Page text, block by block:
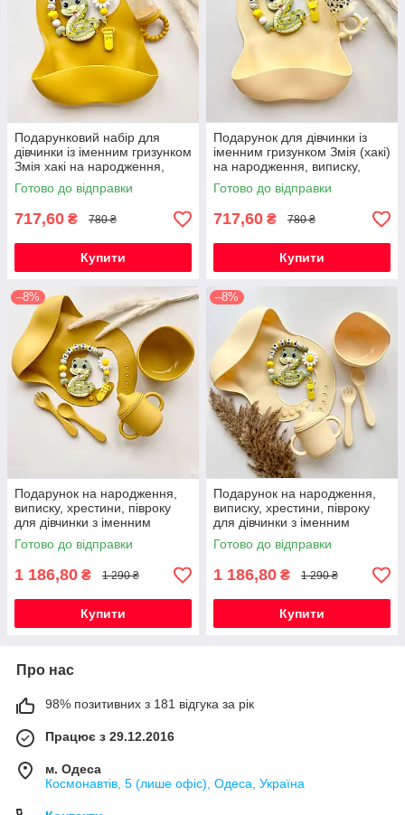
Подарунковий набір для
дівчинки із іменним гризунком
Змія хакі на народження,
виписку, хрестини
Готово до відправки
717,60 ₴ 780 ₴
Купити
Подарунок для дівчинки із
іменним гризунком Змія (хакі)
на народження, виписку,
хрестини, півроку
Готово до відправки
717,60 ₴ 780 ₴
Купити
–8%
Подарунок на народження,
виписку, хрестини, півроку
для дівчинки з іменним
гризунком Змія хакі та
посудом
Готово до відправки
1 186,80 ₴ 1 290 ₴
Купити
–8%
Подарунок на народження,
виписку, хрестини, півроку
для дівчинки з іменним
гризунком Змія (хакі) та
посудом
Готово до відправки
1 186,80 ₴ 1 290 ₴
Купити
Про нас
98% позитивних з 181 відгука за рік
Працює з 29.12.2016
м. Одеса
Космонавтів, 5 (лише офіс), Одеса, Україна